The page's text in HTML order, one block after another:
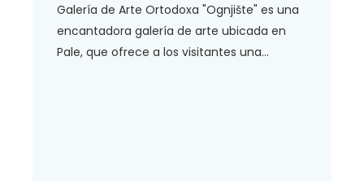
Galería de Arte Ortodoxa "Ognjište" es una
encantadora galería de arte ubicada en
Pale, que ofrece a los visitantes una...